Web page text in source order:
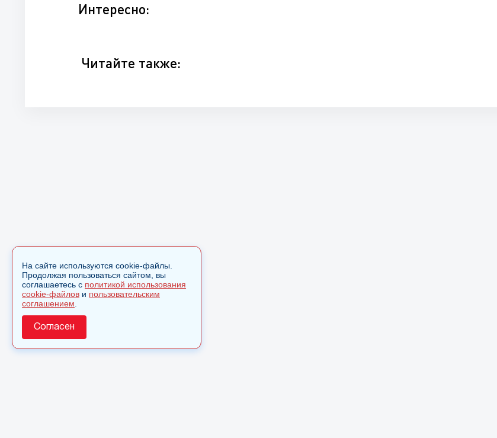
Интересно:
Читайте также:
На сайте используются cookie-файлы.
Продолжая пользоваться сайтом, вы
соглашаетесь с политикой использования
cookie-файлов и пользовательским
соглашением
Согласен